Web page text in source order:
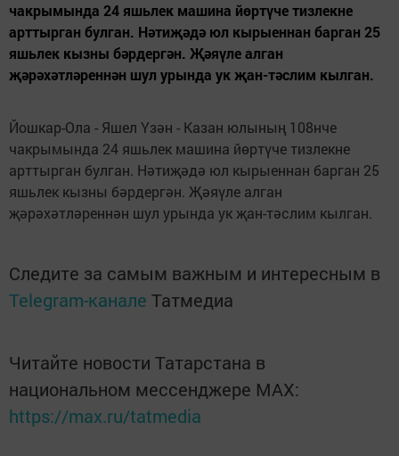
чакрымында 24 яшьлек машина йөртүче тизлекне
арттырган булган. Нәтиҗәдә юл кырыеннан барган 25
яшьлек кызны бәрдергән. Җәяүле алган
җәрәхәтләреннән шул урында ук җан-тәслим кылган.
Йошкар-Ола - Яшел Үзән - Казан юлының 108нче
чакрымында 24 яшьлек машина йөртүче тизлекне
арттырган булган. Нәтиҗәдә юл кырыеннан барган 25
яшьлек кызны бәрдергән. Җәяүле алган
җәрәхәтләреннән шул урында ук җан-тәслим кылган.
Следите за самым важным и интересным в
Telegram-канале Татмедиа
Читайте новости Татарстана в
национальном мессенджере MАХ:
https://max.ru/tatmedia